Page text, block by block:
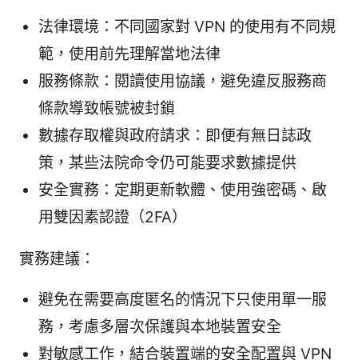
法律環境：不同國家對 VPN 的使用有不同規
範，使用前先理解當地法律
服務條款：閱讀使用協議，避免違反服務商
條款導致帳號被封鎖
數據存取權與政府請求：即便有無日誌政
策，某些法院命令仍可能要求數據提供
安全實務：定期更新軟體、使用強密碼、啟
用雙因素認證（2FA）
實務建議：
避免在需要高度匿名的情況下只使用單一服
務，考慮多層次保護與本地裝置安全
對敏感工作，結合裝置端的安全配置與 VPN